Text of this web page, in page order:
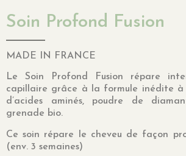
Soin Profond Fusion
MADE IN FRANCE
Le Soin Profond Fusion répare
capillaire grâce à la formule inédite à
d’acides aminés, poudre de
grenade bio.
Ce soin répare le cheveu de façon
(env. 3 semaines)